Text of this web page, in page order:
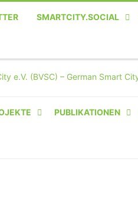
SMARTCITY.SOCIAL
PUBLIKATIONEN